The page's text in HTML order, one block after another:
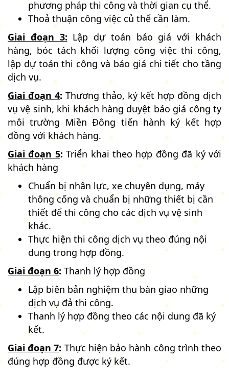
phương pháp thi công và thời gian cụ thể.
Thoả thuận công việc củ thể cần làm.
Giai đoạn 3: Lập dự toán báo giá với khách
hàng, bóc tách khối lượng công việc thi công,
lập dự toán thi công và báo giá chi tiết cho tầng
dịch vụ.
Giai đoạn 4: Thương thảo, ký kết hợp đồng dịch
vụ vệ sinh, khi khách hàng duyệt báo giá công ty
môi trường Miền Đông tiến hành ký kết hợp
đồng với khách hàng.
Giai đoạn 5: Triển khai theo hợp đồng đã ký với
khách hàng
Chuẩn bị nhân lực, xe chuyên dụng, máy
thông cống và chuẩn bị những thiết bị cần
thiết để thi công cho các dịch vụ vệ sinh
khác.
Thực hiện thi công dịch vụ theo đúng nội
dung trong hợp đồng.
Giai đoạn 6: Thanh lý hợp đồng
Lập biên bản nghiệm thu bàn giao những
dịch vụ đả thi công.
Thanh lý hợp đồng theo các nội dung đã ký
kết.
Giai đoạn 7: Thực hiện bảo hành công trình theo
đúng hợp đồng được ký kết.